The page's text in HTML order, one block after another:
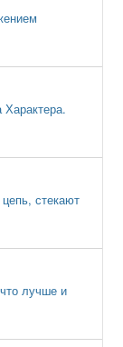
Характера.
стекают
лучше и